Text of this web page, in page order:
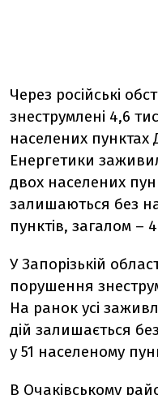
Через російські
знеструмлені 4,6
населених пунктах
Енергетики
двох населених
залишаються без
пунктів, загалом –
У Запорізькій
порушення
На ранок усі
дій залишається
у 51 населеному
В Очаківському